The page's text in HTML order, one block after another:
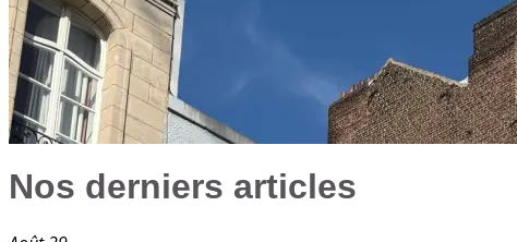
Nos derniers articles